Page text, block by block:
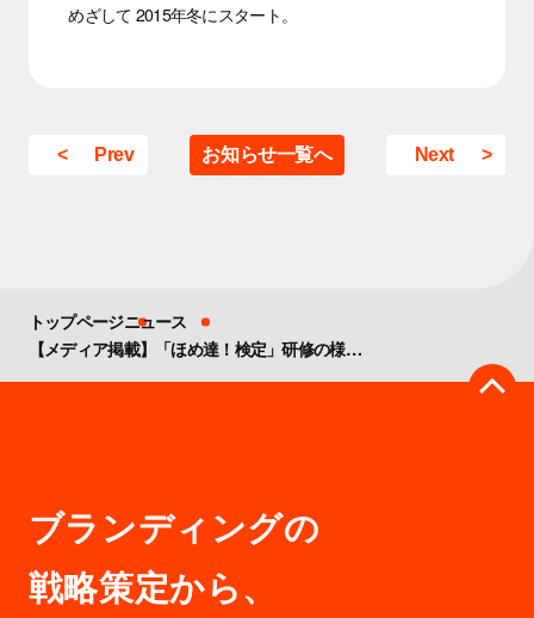
めざして 2015年冬にスタート。
Prev お知らせ一覧へ Next
トップページニュース
【メディア掲載】「ほめ達！検定」研修の様子がマガジンサミットに掲載されました。
ブランディングの
戦略策定から、